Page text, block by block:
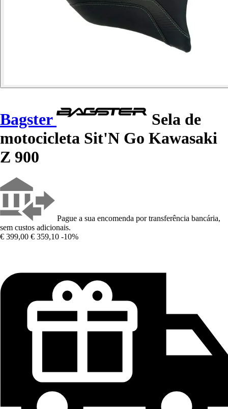
Bagster
Sela de
motocicleta Sit'N Go Kawasaki
Z 900
Pague a sua encomenda por transferência bancária,
sem custos adicionais.
€ 399,00 € 359,10 -10%